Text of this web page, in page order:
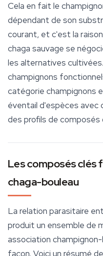
Cela en fait le
dépendant de son
courant, et c'est la
chaga sauvage se
les alternatives
champignons
catégorie champignons
éventail d'espèces avec
des profils de
Les composés clés
chaga-bouleau
La relation parasitaire
produit un ensemble de
association
façon. Voici un résumé